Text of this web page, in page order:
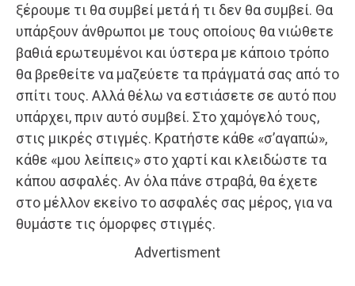
ξέρουμε τι θα συμβεί μετά ή τι δεν θα συμβεί. Θα
υπάρξουν άνθρωποι με τους οποίους θα νιώθετε
βαθιά ερωτευμένοι και ύστερα με κάποιο τρόπο
θα βρεθείτε να μαζεύετε τα πράγματά σας από το
σπίτι τους. Αλλά θέλω να εστιάσετε σε αυτό που
υπάρχει, πριν αυτό συμβεί. Στο χαμόγελό τους,
στις μικρές στιγμές. Κρατήστε κάθε «σ’αγαπώ»,
κάθε «μου λείπεις» στο χαρτί και κλειδώστε τα
κάπου ασφαλές. Αν όλα πάνε στραβά, θα έχετε
στο μέλλον εκείνο το ασφαλές σας μέρος, για να
θυμάστε τις όμορφες στιγμές.
Advertisment